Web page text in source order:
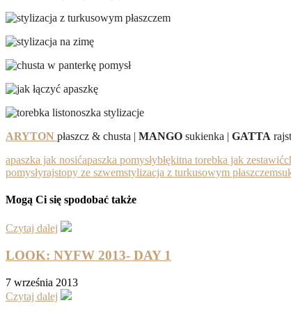
ARYTON płaszcz & chusta | MANGO sukienka | GATTA
apaszka jak nosićapaszka pomysłybłękitna torebka jak zestawić
pomysłyrajstopy ze szwemstylizacja z turkusowym płaszczem
Mogą Ci się spodobać także
Czytaj dalej
LOOK: NYFW 2013- DAY 1
7 września 2013
Czytaj dalej